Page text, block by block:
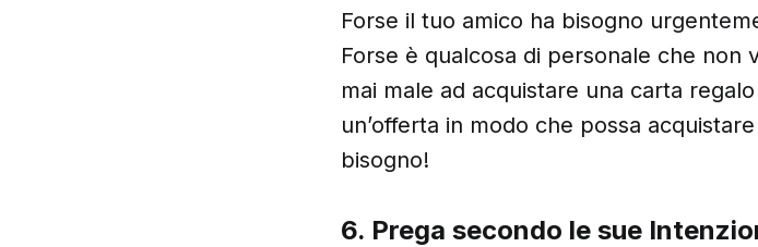
Forse il tuo amico ha bisogno
Forse è qualcosa di personale che
mai male ad acquistare una carta
un’offerta in modo che possa
bisogno!
6. Prega secondo le sue